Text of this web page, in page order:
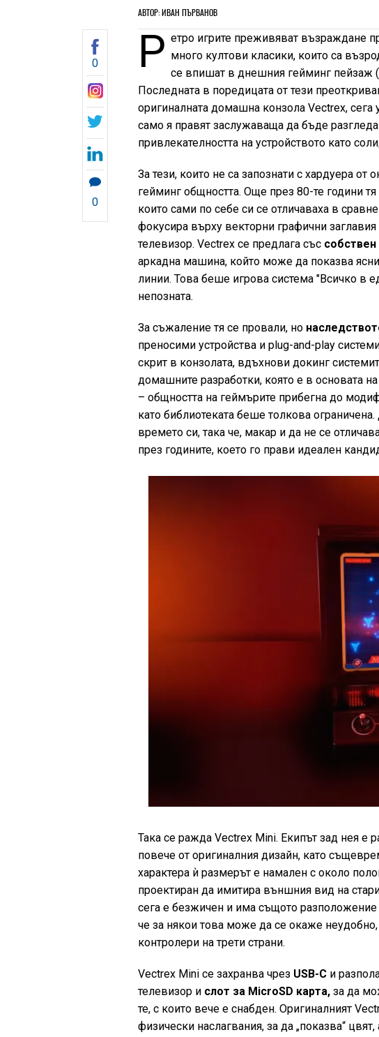
АВТОР: ИВАН ПЪРВАНОВ
0
0
Р етро игрите преживяват възраждане
много култови класики, които са
се впишат в днешния гейминг пейзаж
Последната в поредицата от тези
оригиналната домашна конзола Vectrex,
само я правят заслужаваща да бъде
привлекателността на устройството като
За тези, които не са запознати с хардуера
гейминг общността. Още през 80-те години
които сами по себе си се отличаваха в
фокусира върху векторни графични
телевизор. Vectrex се предлага със собствен
аркадна машина, който може да показва
линии. Това беше игрова система "Всичко в
непозната.
За съжаление тя се провали, но
преносими устройства и plug-and-play
скрит в конзолата, вдъхнови докинг
домашните разработки, която е в основата
– общността на геймърите прибегна до
като библиотеката беше толкова
времето си, така че, макар и да не се
през годините, което го прави идеален
Така се ражда Vectrex Mini. Екипът зад нея е
повече от оригиналния дизайн, като
характера ѝ размерът е намален с около
проектиран да имитира външния вид на
сега е безжичен и има същото
че за някои това може да се окаже
контролери на трети страни.
Vectrex Mini се захранва чрез USB-C и
телевизор и слот за MicroSD карта, за да
те, с които вече е снабден. Оригиналният
физически наслагвания, за да „показва“